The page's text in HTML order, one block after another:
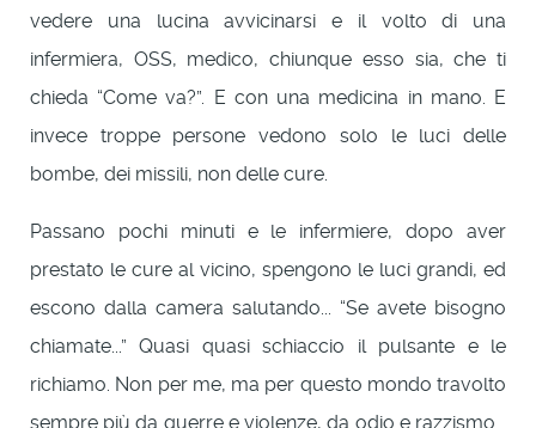
vedere una lucina avvicinarsi e il volto di una
infermiera, OSS, medico, chiunque esso sia, che ti
chieda “Come va?”. E con una medicina in mano. E
invece troppe persone vedono solo le luci delle
bombe, dei missili, non delle cure.
Passano pochi minuti e le infermiere, dopo aver
prestato le cure al vicino, spengono le luci grandi, ed
escono dalla camera salutando... “Se avete bisogno
chiamate...” Quasi quasi schiaccio il pulsante e le
richiamo. Non per me, ma per questo mondo travolto
sempre più da guerre e violenze, da odio e razzismo...